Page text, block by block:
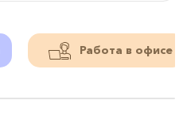
Работа в офисе